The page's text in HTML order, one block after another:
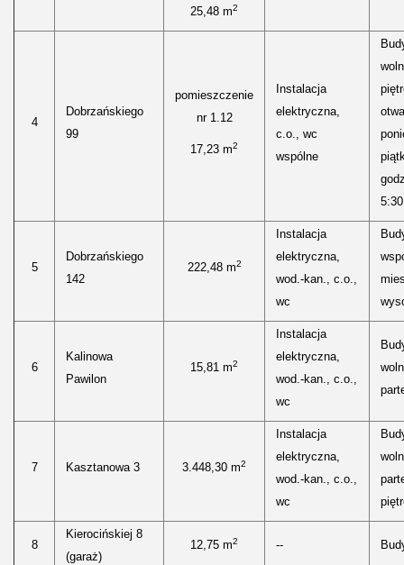
25,48 m2
4
Dobrzańskiego
99
pomieszczenie
nr 1.12
17,23 m2
Instalacja
elektryczna,
c.o., wc
wspólne
5
Dobrzańskiego
142
222,48 m2
Instalacja
elektryczna,
wod.-kan., c.o.,
wc
6
Kalinowa
Pawilon
15,81 m2
Instalacja
elektryczna,
wod.-kan., c.o.,
wc
7 Kasztanowa 3 3.448,30 m2
Instalacja
elektryczna,
wod.-kan., c.o.,
wc
8
Kierocińskiej 8
(garaż)
12,75 m2 --